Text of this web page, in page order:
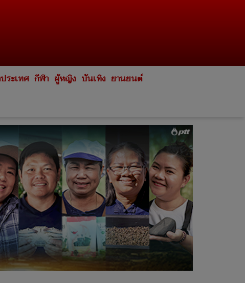
ระเทศ กีฬา ผู้หญิง บันเทิง ยานยนต์